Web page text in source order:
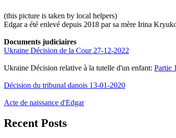
(this picture is taken by local helpers)
Edgar a été enlevé depuis 2018 par sa mère Irina
Documents judiciaires
Ukraine Décision de la Cour 27-12-2022
Ukraine Décision relative à la tutelle d'un enfant: Partie 1
Décision du tribunal danois 13-01-2020
Acte de naissance d'Edgar
Recent Posts